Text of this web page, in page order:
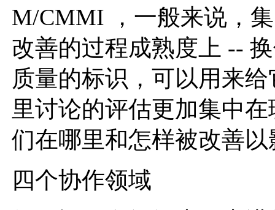
M/CMMI ，一般来说，
改善的过程成熟度上 --
质量的标识，可以用来
里讨论的评估更加集中
们在哪里和怎样被改善
四个协作领域